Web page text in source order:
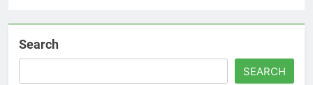
Search
SEARCH